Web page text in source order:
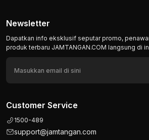
Newsletter
Dapatkan info eksklusif seputar promo,
produk terbaru JAMTANGAN.COM langsung di
Customer Service
1500-489
support@jamtangan.com